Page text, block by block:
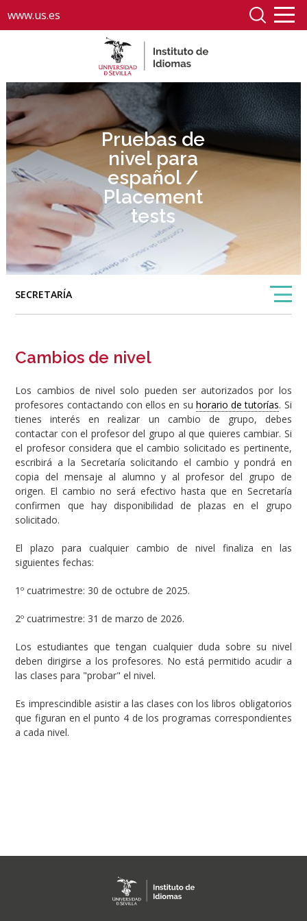
www.us.es
Pruebas de
nivel para
español /
Placement
tests
SECRETARÍA
Cambios de nivel
Los cambios de nivel solo pueden ser autorizados por los
profesores contactando con ellos en su horario de tutorías. Si
tienes interés en realizar un cambio de grupo, debes
contactar con el profesor del grupo al que quieres cambiar. Si
el profesor considera que el cambio solicitado es pertinente,
escribirá a la Secretaría solicitando el cambio y pondrá en
copia del mensaje al alumno y al profesor del grupo de
origen. El cambio no será efectivo hasta que en Secretaría
confirmen que hay disponibilidad de plazas en el grupo
solicitado.
El plazo para cualquier cambio de nivel finaliza en las
siguientes fechas:
1º cuatrimestre: 30 de octubre de 2025.
2º cuatrimestre: 31 de marzo de 2026.
Los estudiantes que tengan cualquier duda sobre su nivel
deben dirigirse a los profesores. No está permitido acudir a
las clases para "probar" el nivel.
Es imprescindible asistir a las clases con los libros obligatorios
que figuran en el punto 4 de los programas correspondientes
a cada nivel.